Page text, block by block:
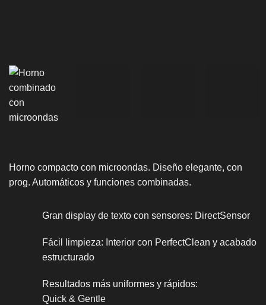
Horno compacto con microondas. Diseño elegante, con
prog. Automáticos y funciones combinadas.
Gran display de texto con sensores: DirectSensor
Fácil limpieza: Interior con PerfectClean y acabado
estructurado
Resultados más uniformes y rápidos:
Quick & Gentle